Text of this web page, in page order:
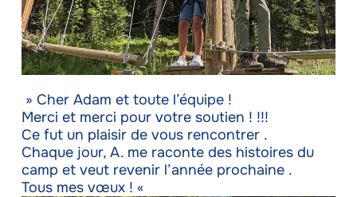
» Cher Adam et toute l’équipe !
Merci et merci pour votre soutien ! !!!
Ce fut un plaisir de vous rencontrer .
Chaque jour, A. me raconte des histoires du
camp et veut revenir l’année prochaine .
Tous mes vœux ! «